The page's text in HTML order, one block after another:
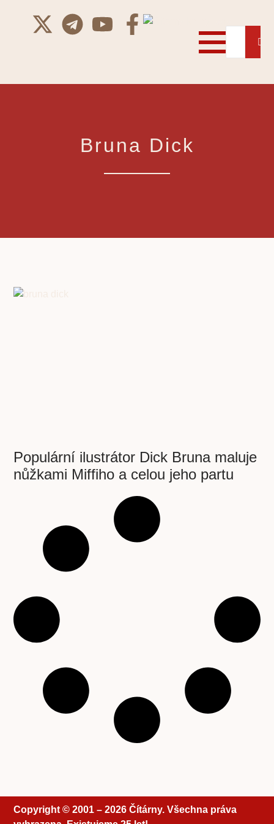
Bruna Dick
Populární ilustrátor Dick Bruna maluje
nůžkami Miffiho a celou jeho partu
Copyright © 2001 – 2026 Čítárny. Všechna práva